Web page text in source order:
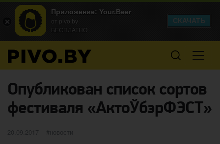
Опубликован список сортов
фестиваля «АктоЎбэрФЭСТ»
Опубликовано
20.09.2017 категории
новости
Приложение: Your.Beer
от pivo.by
БЕСПЛАТНО
СКАЧАТЬ